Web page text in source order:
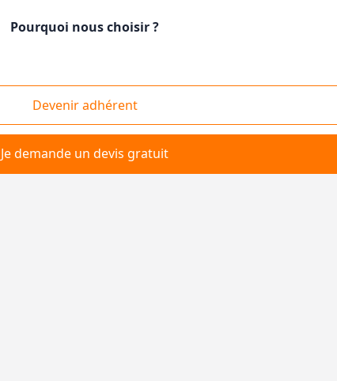
Pourquoi nous choisir ?
Devenir adhérent
Je demande un devis gratuit